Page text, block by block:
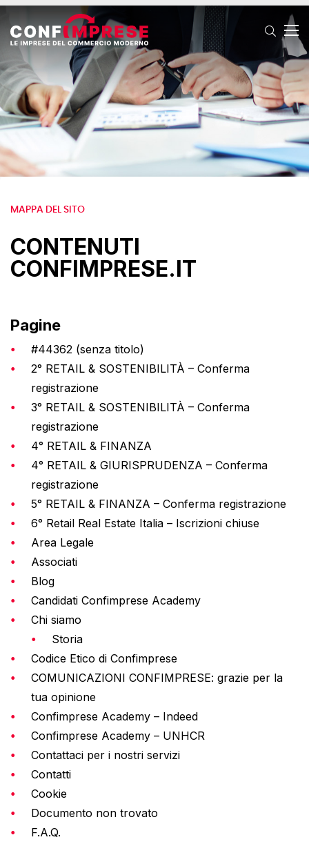
MAPPA DEL SITO
CONTENUTI
CONFIMPRESE.IT
Pagine
#44362 (senza titolo)
2° RETAIL & SOSTENIBILITÀ – Conferma
registrazione
3° RETAIL & SOSTENIBILITÀ – Conferma
registrazione
4° RETAIL & FINANZA
4° RETAIL & GIURISPRUDENZA – Conferma
registrazione
5° RETAIL & FINANZA – Conferma registrazione
6° Retail Real Estate Italia – Iscrizioni chiuse
Area Legale
Associati
Blog
Candidati Confimprese Academy
Chi siamo
Storia
Codice Etico di Confimprese
COMUNICAZIONI CONFIMPRESE: grazie per la
tua opinione
Confimprese Academy – Indeed
Confimprese Academy – UNHCR
Contattaci per i nostri servizi
Contatti
Cookie
Documento non trovato
F.A.Q.